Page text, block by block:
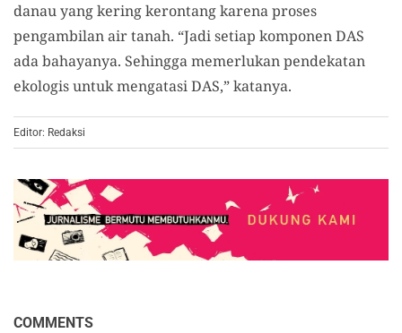
danau yang kering kerontang karena proses
pengambilan air tanah. “Jadi setiap komponen DAS
ada bahayanya. Sehingga memerlukan pendekatan
ekologis untuk mengatasi DAS,” katanya.
Editor: Redaksi
COMMENTS